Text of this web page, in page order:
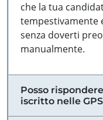
che la tua
tempestivamente
senza doverti
manualmente.
Posso
iscritto nelle